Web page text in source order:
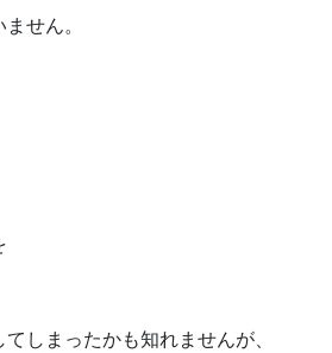
せん。
しまったかも知れませんが、